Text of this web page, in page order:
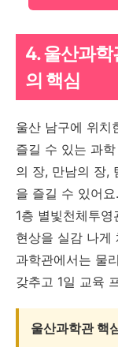
4. 울산과
의 핵심
울산 남구에 위치
즐길 수 있는 과
의 장, 만남의 장,
을 즐길 수 있어요.
1층 별빛천체투
현상을 실감 나게
과학관에서는 물
갖추고 1일 교육
울산과학관 핵